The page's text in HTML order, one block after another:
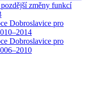
změny funkcí
Dobroslavice pro
Dobroslavice pro